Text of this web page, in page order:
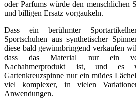
oder Parfums würde den menschlichen
und billigen Ersatz vorgaukeln.
Dass ein berühmter
Sportschuhen aus synthetischer
diese bald gewinnbringend verkaufen
dass das Material nur ein
Nachahmerprodukt ist, und es
Gartenkreuzspinne nur ein müdes
viel komplexer, in vielen
Anwendungen.